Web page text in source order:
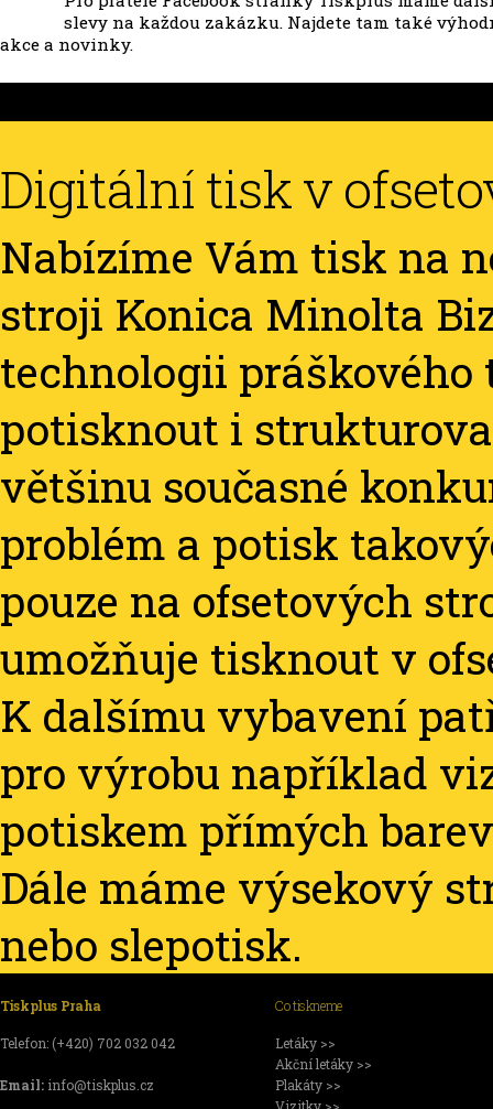
slevy na každou zakázku. Najdete tam také
akce a novinky.
Digitální tisk v
Nabízíme Vám tisk na
stroji Konica Minolta
technologii práškového
potisknout i
většinu současné
problém a potisk
pouze na ofsetových
umožňuje tisknout v
K dalšímu vybavení
pro výrobu například
potiskem přímých
Dále máme výsekový
nebo slepotisk.
Tiskplus Praha
Telefon: (+420) 702 032 042
Email: info@tiskplus.cz
Co tiskneme
Letáky >>
Akční letáky >>
Plakáty >>